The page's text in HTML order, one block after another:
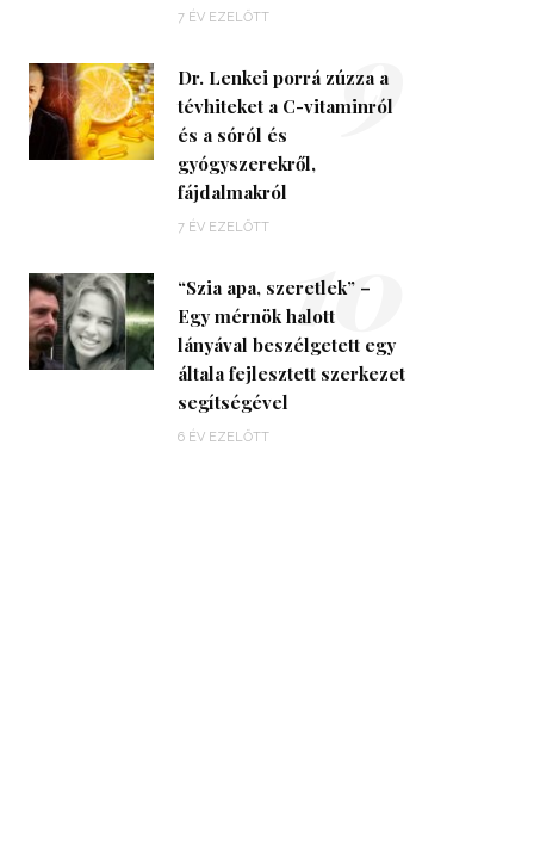
7 ÉV EZELŐTT
Dr. Lenkei porrá zúzza a
tévhiteket a C-vitaminról
és a sóról és
gyógyszerekről,
fájdalmakról
7 ÉV EZELŐTT
9
“Szia apa, szeretlek” –
Egy mérnök halott
lányával beszélgetett egy
általa fejlesztett szerkezet
segítségével
6 ÉV EZELŐTT
10